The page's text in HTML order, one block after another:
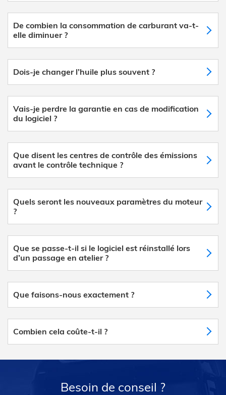
De combien la consommation de carburant va-t-
elle diminuer ?
Dois-je changer l’huile plus souvent ?
Vais-je perdre la garantie en cas de modification
du logiciel ?
Que disent les centres de contrôle des émissions
avant le contrôle technique ?
Quels seront les nouveaux paramètres du moteur
?
Que se passe-t-il si le logiciel est réinstallé lors
d’un passage en atelier ?
Que faisons-nous exactement ?
Combien cela coûte-t-il ?
Besoin de conseil ?